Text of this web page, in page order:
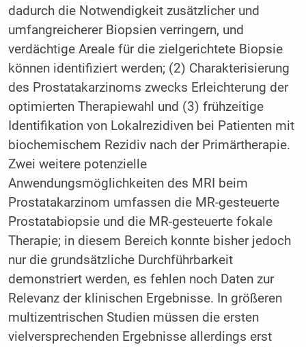
dadurch die Notwendigkeit zusätzlicher und
umfangreicherer Biopsien verringern, und
verdächtige Areale für die zielgerichtete Biopsie
können identifiziert werden; (2) Charakterisierung
des Prostatakarzinoms zwecks Erleichterung der
optimierten Therapiewahl und (3) frühzeitige
Identifikation von Lokalrezidiven bei Patienten mit
biochemischem Rezidiv nach der Primärtherapie.
Zwei weitere potenzielle
Anwendungsmöglichkeiten des MRI beim
Prostatakarzinom umfassen die MR-gesteuerte
Prostatabiopsie und die MR-gesteuerte fokale
Therapie; in diesem Bereich konnte bisher jedoch
nur die grundsätzliche Durchführbarkeit
demonstriert werden, es fehlen noch Daten zur
Relevanz der klinischen Ergebnisse. In größeren
multizentrischen Studien müssen die ersten
vielversprechenden Ergebnisse allerdings erst